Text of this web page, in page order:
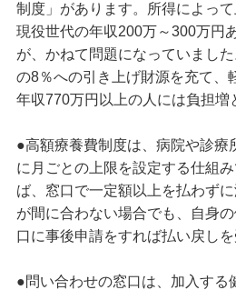
制度」があります。所得によって
現役世代の年収200万～300万円
が、かねて問題になっていまし
の8％への引き上げ財源を充て、
年収770万円以上の人には負担増
●高額療養費制度は、病院や診療
に月ごとの上限を設定する仕組
ば、窓口で一定額以上を払わず
が間に合わない場合でも、自身
口に事後申請をすれば払い戻しを
●問い合わせの窓口は、加入する